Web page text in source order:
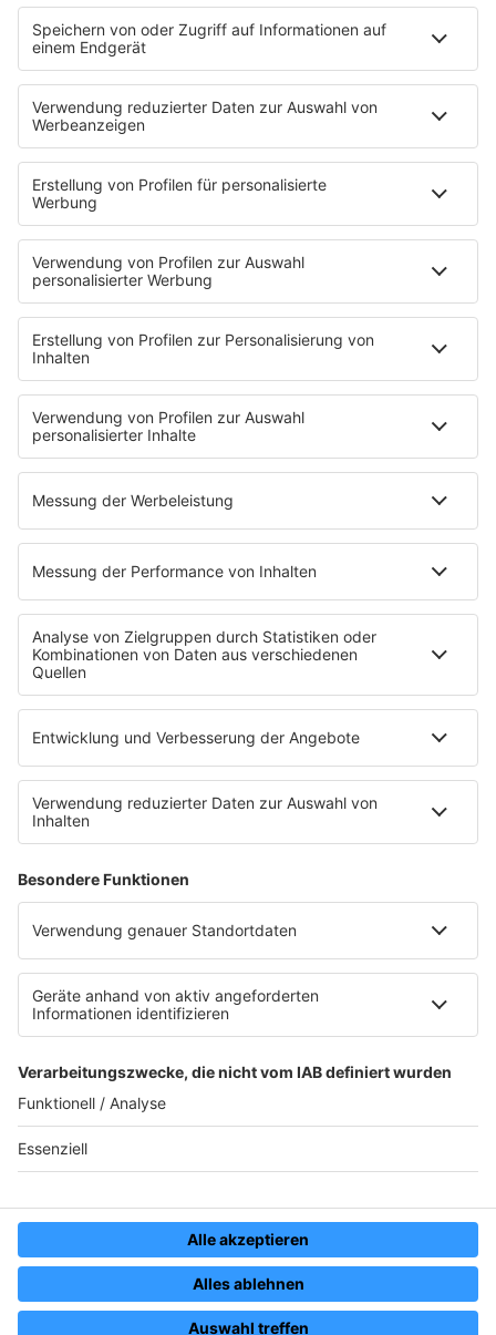
LISTE
Wacken in Zahlen
Damit das Wacken Open Air jährlich zu einem
großen Spektakel werden kann, gehört jede Menge
Arbeit und Leidenschaft dazu. Ein paar Zahlen, die
das zeigen, bekommt Ihr hier.
MEHR LESEN
HOME
STREAMS
Playlist
Sendungen
Musikwunsch
Podcasts
EVENTS
APP
WACKEN RADIO
Wacken Open Air
Datenschutz
Datenschutzeinstellungen
Werbung schalten
Kontakt
© RADIO BOB GmbH & Co. KG